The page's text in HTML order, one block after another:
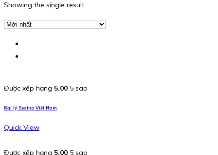
Showing the single result
Được xếp hạng 5.00 5 sao
Đại lý Sesino Việt Nam
Quick View
Được xếp hạng 5.00 5 sao